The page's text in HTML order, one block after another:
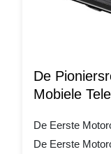
De
Mobiele
De Eerste
De Eerste